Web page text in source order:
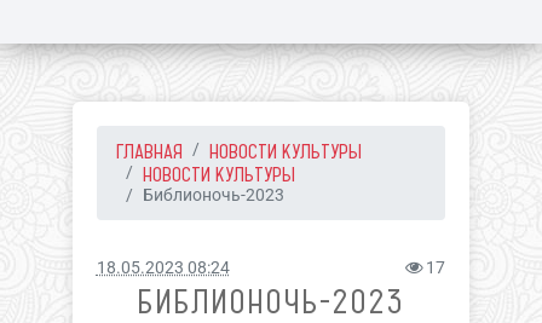
ГЛАВНАЯ
НОВОСТИ КУЛЬТУРЫ
НОВОСТИ КУЛЬТУРЫ
Библионочь-2023
18.05.2023 08:24 17
БИБЛИОНОЧЬ-2023